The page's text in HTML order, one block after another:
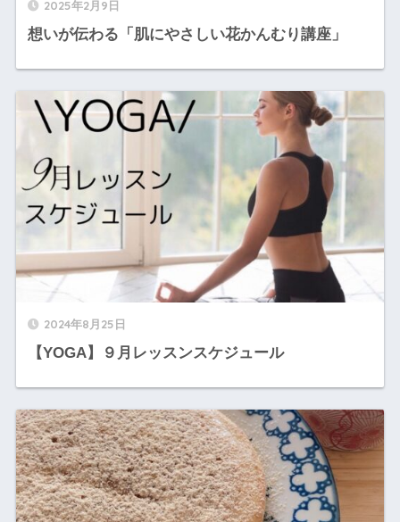
2025年2月9日
想いが伝わる「肌にやさしい花かんむり講座」
2024年8月25日
【YOGA】９月レッスンスケジュール